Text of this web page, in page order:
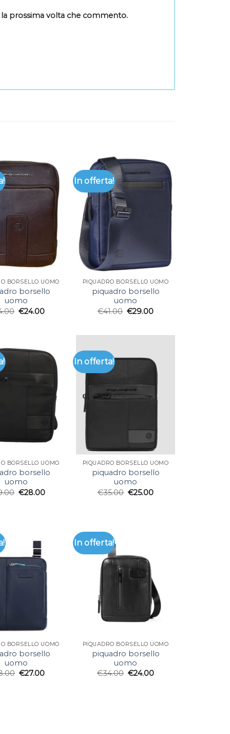
prossima volta che commento.
BORSELLO UOMO
borsello
uomo
€24.00
In offerta!
PIQUADRO BORSELLO UOMO
piquadro borsello
uomo
€41.00 €29.00
BORSELLO UOMO
borsello
uomo
€28.00
In offerta!
PIQUADRO BORSELLO UOMO
piquadro borsello
uomo
€35.00 €25.00
BORSELLO UOMO
borsello
uomo
€27.00
In offerta!
PIQUADRO BORSELLO UOMO
piquadro borsello
uomo
€34.00 €24.00